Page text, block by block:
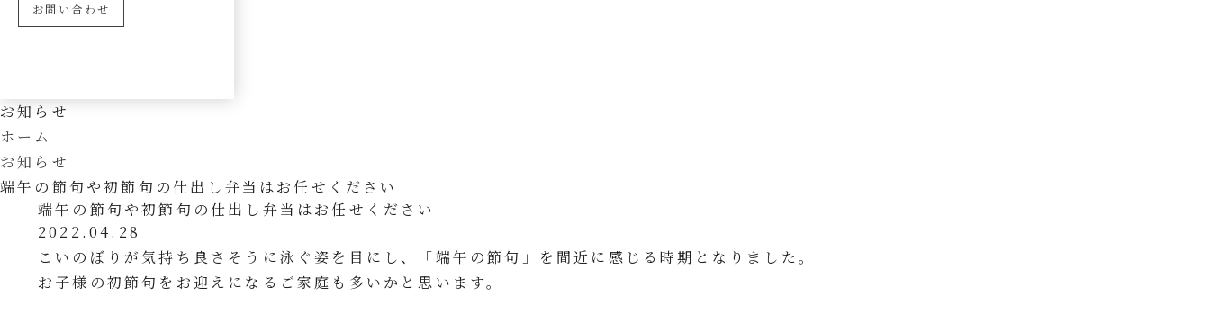
お問い合わせ
お知らせ
ホーム
お知らせ
端午の節句や初節句の仕出し弁当はお任せください
端午の節句や初節句の仕出し弁当はお任せください
2022.04.28
こいのぼりが気持ち良さそうに泳ぐ姿を目にし、「端午の節句」を間近に感じる時期となりました。
お子様の初節句をお迎えになるご家庭も多いかと思います。